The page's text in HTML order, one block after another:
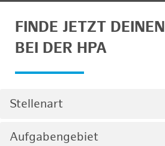
FINDE JETZT
BEI DER HPA
Stellenart
Aufgabengebiet